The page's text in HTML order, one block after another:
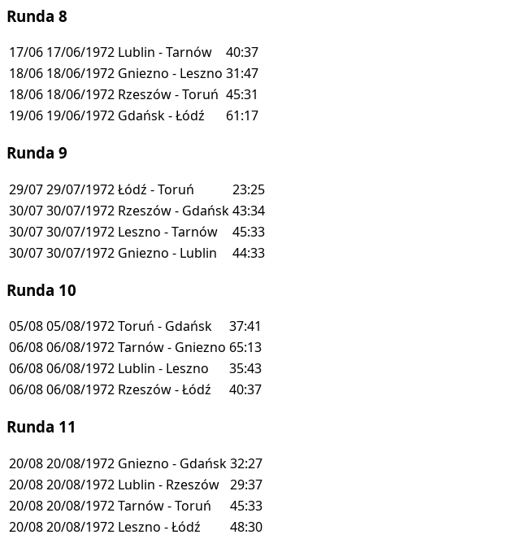
Runda 8
17/06 17/06/1972 Lublin - Tarnów
40:37
18/06 18/06/1972 Gniezno - Leszno 31:47
18/06 18/06/1972 Rzeszów - Toruń 45:31
19/06 19/06/1972 Gdańsk - Łódź 61:17
Runda 9
29/0729/07/1972Łódź - Toruń
23:25
30/0730/07/1972 Rzeszów - Gdańsk43:34
30/0730/07/1972 Leszno - Tarnów
45:33
30/0730/07/1972 Gniezno - Lublin 44:33
Runda 10
05/0805/08/1972Toruń - Gdańsk
37:41
06/0806/08/1972Tarnów - Gniezno 65:13
06/0806/08/1972 Lublin - Leszno
35:43
06/0806/08/1972 Rzeszów - Łódź 40:37
Runda 11
20/0820/08/1972 Gniezno - Gdańsk32:27
20/0820/08/1972 Lublin - Rzeszów 29:37
20/0820/08/1972Tarnów - Toruń
45:33
20/0820/08/1972 Leszno - Łódź 48:30